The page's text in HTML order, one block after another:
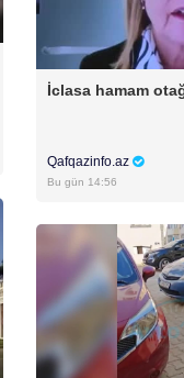
İclasa hamam
Qafqazinfo.az
Bu gün 14:56